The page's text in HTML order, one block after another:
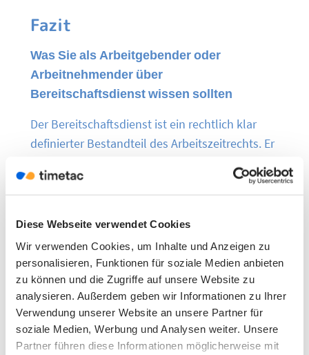
Diese Webseite verwendet Cookies
Wir verwenden Cookies, um Inhalte und Anzeigen zu
personalisieren, Funktionen für soziale Medien anbieten
zu können und die Zugriffe auf unsere Website zu
analysieren. Außerdem geben wir Informationen zu Ihrer
Verwendung unserer Website an unsere Partner für
soziale Medien, Werbung und Analysen weiter. Unsere
Partner führen diese Informationen möglicherweise mit
Fazit
Was Sie als Arbeitgebender oder
Arbeitnehmender über
Bereitschaftsdienst wissen sollten
Der Bereitschaftsdienst ist ein rechtlich klar
definierter Bestandteil des Arbeitszeitrechts. Er
Rufbereitschaft – vor allem hinsichtlich
Arbeitszeitregelung. Arbeitgebende müssen
sicherstellen, dass rechtliche
Rahmenbedingungen erfüllt sind und die
Gesundheit der Mitarbeitenden geschützt wird.
Für Arbeitnehmende bedeutet das: Eine genaue
vertragliche Klärung lohnt sich – ebenso wie
eine faire Vergütung.